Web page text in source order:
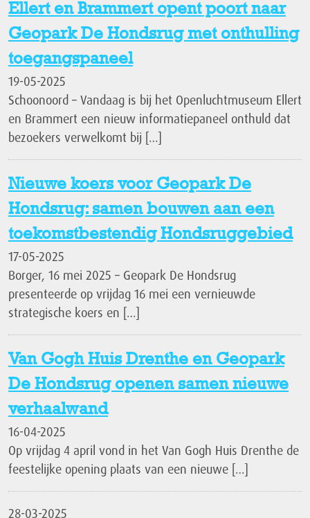
Ellert en Brammert opent poort naar
Geopark De Hondsrug met onthulling
toegangspaneel
19-05-2025
Schoonoord – Vandaag is bij het Openluchtmuseum Ellert
en Brammert een nieuw informatiepaneel onthuld dat
bezoekers verwelkomt bij […]
Nieuwe koers voor Geopark De
Hondsrug: samen bouwen aan een
toekomstbestendig Hondsruggebied
17-05-2025
Borger, 16 mei 2025 – Geopark De Hondsrug
presenteerde op vrijdag 16 mei een vernieuwde
strategische koers en […]
Van Gogh Huis Drenthe en Geopark
De Hondsrug openen samen nieuwe
verhaalwand
16-04-2025
Op vrijdag 4 april vond in het Van Gogh Huis Drenthe de
feestelijke opening plaats van een nieuwe […]
28-03-2025